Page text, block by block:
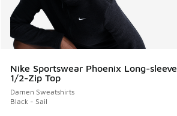
Nike Sportswear Phoenix Long-sleeve
1/2-Zip Top
Damen Sweatshirts
Black - Sail